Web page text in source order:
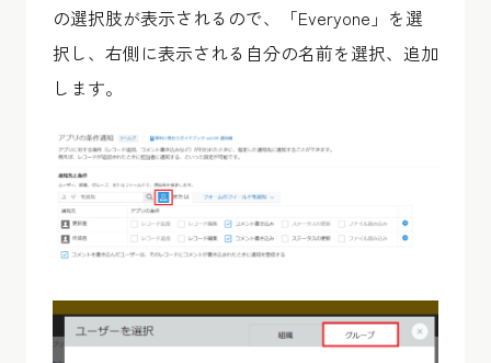
の選択肢が表示されるので、「Everyone」を選
択し、右側に表示される自分の名前を選択、追加
します。